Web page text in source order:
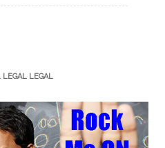
LEGAL LEGAL